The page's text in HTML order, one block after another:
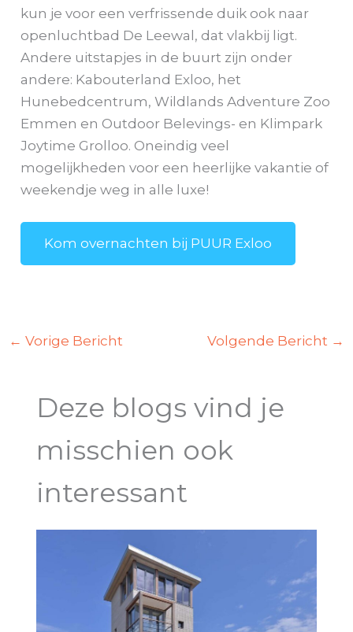
kun je voor een verfrissende duik ook naar
openluchtbad De Leewal, dat vlakbij ligt.
Andere uitstapjes in de buurt zijn onder
andere: Kabouterland Exloo, het
Hunebedcentrum, Wildlands Adventure Zoo
Emmen en Outdoor Belevings- en Klimpark
Joytime Grolloo. Oneindig veel
mogelijkheden voor een heerlijke vakantie of
weekendje weg in alle luxe!
Kom overnachten bij PUUR Exloo
← Vorige Bericht Volgende Bericht →
Deze blogs vind je
misschien ook
interessant